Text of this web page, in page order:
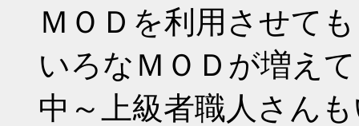
ＭＯＤを利用させて
いろなＭＯＤが増え
中～上級者職人さん